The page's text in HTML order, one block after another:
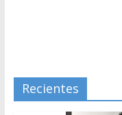
Recientes